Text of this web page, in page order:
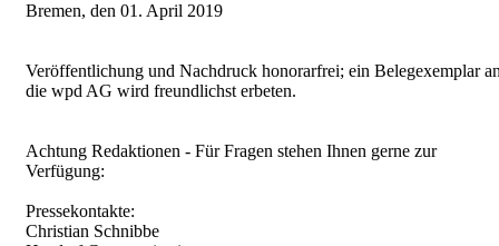
Bremen, den 01. April 2019
Veröffentlichung und Nachdruck honorarfrei; ein Belegexemplar
die wpd AG wird freundlichst erbeten.
Achtung Redaktionen - Für Fragen stehen Ihnen gerne zur
Verfügung:
Pressekontakte:
Christian Schnibbe